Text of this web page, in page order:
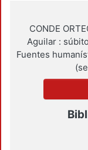
CONDE
Aguilar :
Fuentes